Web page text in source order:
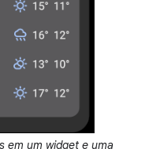
em um widget e uma